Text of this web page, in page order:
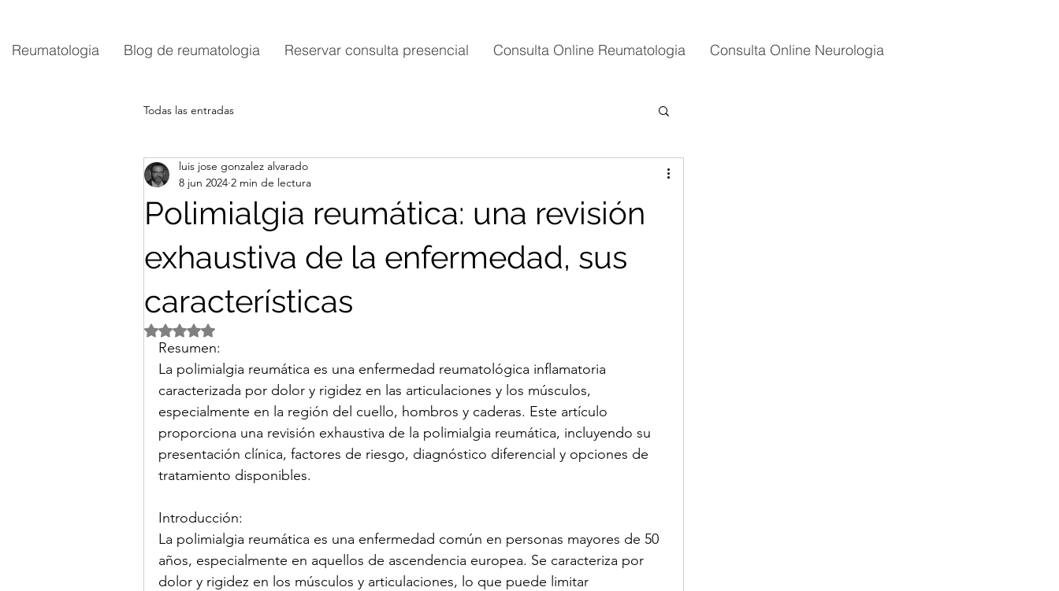
Reumatologia Blog de reumatologia Reservar consulta presencial Consulta Online Reumatologia Consulta Online Neurologia
Todas las entradas
Polimialgia reumática: una revisión
exhaustiva de la enfermedad, sus
características
luis jose gonzalez alvarado
8 jun 2024 2 min de lectura
Obtuvo NaN de 5 estrellas.
Resumen:
La polimialgia reumática es una enfermedad reumatológica inflamatoria
caracterizada por dolor y rigidez en las articulaciones y los músculos,
especialmente en la región del cuello, hombros y caderas. Este artículo
proporciona una revisión exhaustiva de la polimialgia reumática, incluyendo su
presentación clínica, factores de riesgo, diagnóstico diferencial y opciones de
tratamiento disponibles.
Introducción:
La polimialgia reumática es una enfermedad común en personas mayores de 50
años, especialmente en aquellos de ascendencia europea. Se caracteriza por
dolor y rigidez en los músculos y articulaciones, lo que puede limitar